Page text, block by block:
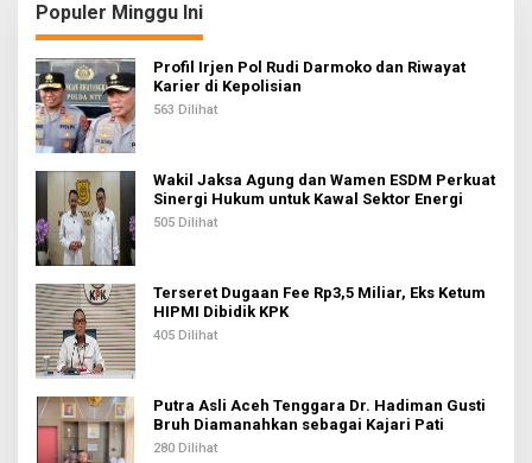
a
s
i
p
o
s
Populer Minggu Ini
Profil Irjen Pol Rudi Darmoko dan Riwayat
Karier di Kepolisian
563 Dilihat
Wakil Jaksa Agung dan Wamen ESDM Perkuat
Sinergi Hukum untuk Kawal Sektor Energi
505 Dilihat
Terseret Dugaan Fee Rp3,5 Miliar, Eks Ketum
HIPMI Dibidik KPK
405 Dilihat
Putra Asli Aceh Tenggara Dr. Hadiman Gusti
Bruh Diamanahkan sebagai Kajari Pati
280 Dilihat